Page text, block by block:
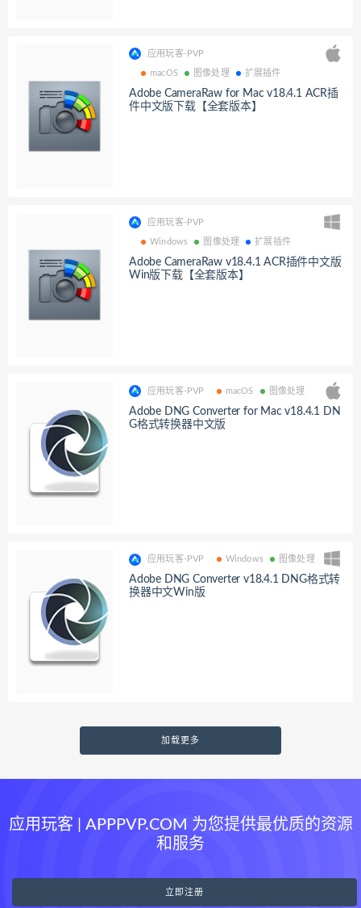
应用玩客-PVP
macOS 图像处理 扩展插件
Adobe CameraRaw for Mac v18.4.1 ACR插
件中文版下载【全套版本】
应用玩客-PVP
Windows 图像处理 扩展插件
Adobe CameraRaw v18.4.1 ACR插件中文版
Win版下载【全套版本】
应用玩客-PVP macOS 图像处理
Adobe DNG Converter for Mac v18.4.1 DN
G格式转换器中文版
应用玩客-PVP Windows 图像处理
Adobe DNG Converter v18.4.1 DNG格式转
换器中文Win版
加载更多
应用玩客 | APPPVP.COM 为您提供最优质的资源
和服务
立即注册